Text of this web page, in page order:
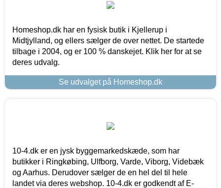
Homeshop.dk har en fysisk butik i Kjellerup i
Midtjylland, og ellers sælger de over nettet. De startede
tilbage i 2004, og er 100 % danskejet. Klik her for at se
deres udvalg.
Se udvalget på Homeshop.dk
10-4.dk er en jysk byggemarkedskæde, som har
butikker i Ringkøbing, Ulfborg, Varde, Viborg, Videbæk
og Aarhus. Derudover sælger de en hel del til hele
landet via deres webshop. 10-4.dk er godkendt af E-